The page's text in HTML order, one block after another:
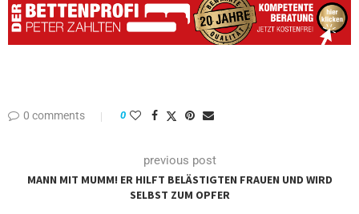
0 comments 0
previous post
MANN MIT MUMM! ER HILFT BELÄSTIGTEN FRAUEN UND WIRD
SELBST ZUM OPFER